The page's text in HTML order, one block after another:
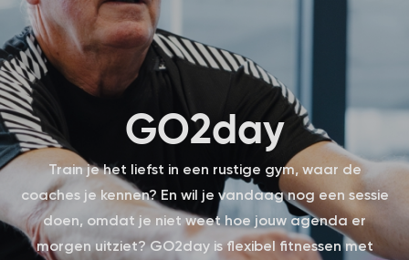
GO2day
Train je het liefst in een rustige gym, waar de
coaches je kennen? En wil je vandaag nog een sessie
doen, omdat je niet weet hoe jouw agenda er
morgen uitziet? GO2day is flexibel fitnessen met